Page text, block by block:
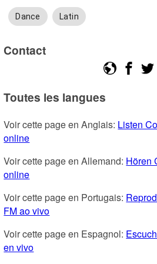
Dance Latin
Contact
Toutes les langues
Voir cette page en Anglais: Listen
online
Voir cette page en Allemand: Hören
online
Voir cette page en Portugais:
FM ao vivo
Voir cette page en Espagnol:
en vivo